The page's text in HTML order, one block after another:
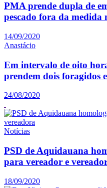
PMA prende dupla de
pescado fora da
14/09/2020
Anastácio
Em intervalo de oito
prendem dois foragidos
24/08/2020
Notícias
PSD de Aquidauana
para vereador e
18/09/2020